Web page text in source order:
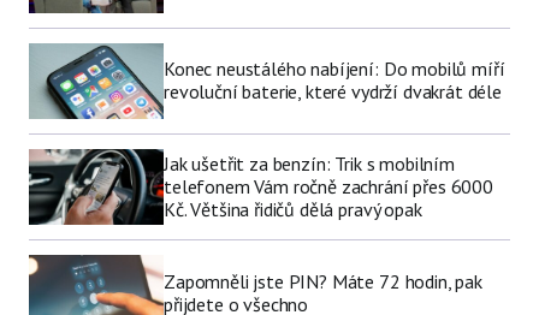
Konec neustálého nabíjení: Do mobilů míří
revoluční baterie, které vydrží dvakrát déle
Jak ušetřit za benzín: Trik s mobilním
telefonem Vám ročně zachrání přes 6000
Kč. Většina řidičů dělá pravý opak
Zapomněli jste PIN? Máte 72 hodin, pak
přijdete o všechno